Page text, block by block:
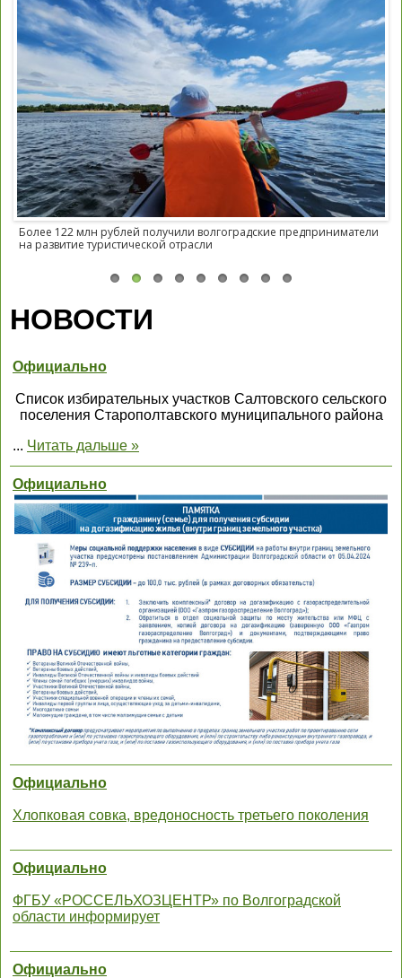
Более 122 млн рублей получили волгоградские предприниматели
на развитие туристической отрасли
НОВОСТИ
Официально
Список избирательных участков Салтовского сельского
поселения Старополтавского муниципального района
... Читать дальше »
Официально
Официально
Хлопковая совка, вредоносность третьего поколения
Официально
ФГБУ «РОССЕЛЬХОЗЦЕНТР» по Волгоградской
области информирует
Официально